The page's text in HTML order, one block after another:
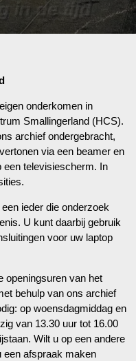
onderkomen in
Smallingerland (HCS).
archief ondergebracht,
via een beamer en
een televisiescherm. In
ieder die onderzoek
U kunt daarbij gebruik
voor uw laptop
openingsuren van het
behulp van ons archief
op woensdagmiddag en
van 13.30 uur tot 16.00
Wilt u op een andere
een afspraak maken